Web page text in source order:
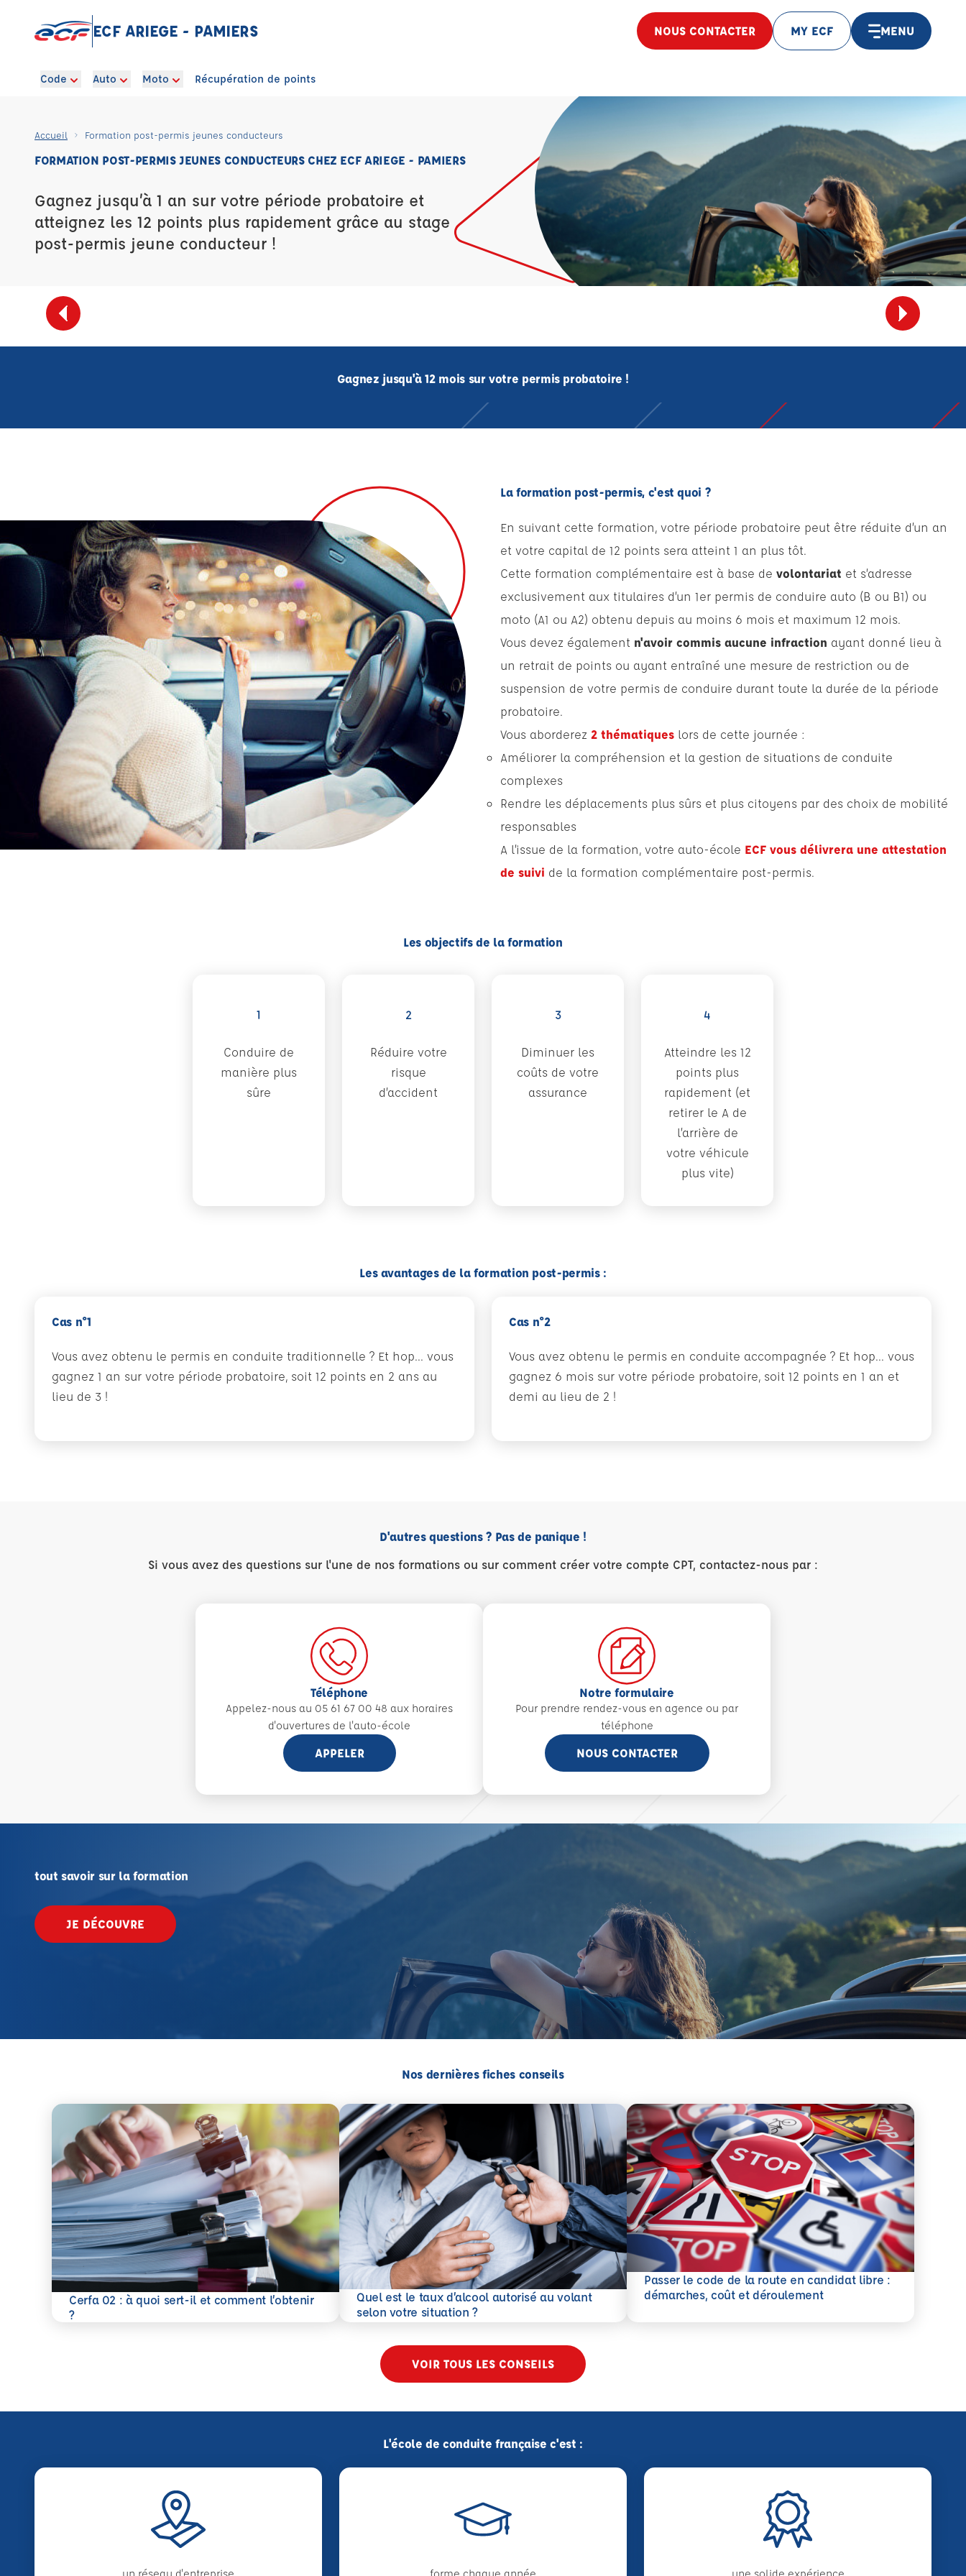
ECF ARIEGE - PAMIERS NOUS CONTACTER MY ECF MENU
Code Auto Moto Récupération de points
Accueil Formation post-permis jeunes conducteurs
FORMATION POST-PERMIS JEUNES CONDUCTEURS CHEZ ECF ARIEGE - PAMIERS
Gagnez jusqu’à 1 an sur votre période probatoire et
atteignez les 12 points plus rapidement grâce au stage
post-permis jeune conducteur !
Gagnez jusqu'à 12 mois sur votre permis probatoire !
La formation post-permis, c'est quoi ?
En suivant cette formation, votre période probatoire peut être réduite d’un an
et votre capital de 12 points sera atteint 1 an plus tôt.
Cette formation complémentaire est à base de volontariat et s’adresse
exclusivement aux titulaires d’un 1er permis de conduire auto (B ou B1) ou
moto (A1 ou A2) obtenu depuis au moins 6 mois et maximum 12 mois.
Vous devez également n'avoir commis aucune infraction ayant donné lieu à
un retrait de points ou ayant entraîné une mesure de restriction ou de
suspension de votre permis de conduire durant toute la durée de la période
probatoire.
Vous aborderez 2 thématiques lors de cette journée :
Améliorer la compréhension et la gestion de situations de conduite
complexes
Rendre les déplacements plus sûrs et plus citoyens par des choix de mobilité
responsables
A l’issue de la formation, votre auto-école ECF vous délivrera une attestation
de suivi de la formation complémentaire post-permis.
Les objectifs de la formation
1
Conduire de
manière plus
sûre
2
Réduire votre
risque
d’accident
3
Diminuer les
coûts de votre
assurance
4
Atteindre les 12
points plus
rapidement (et
retirer le A de
l’arrière de
votre véhicule
plus vite)
Les avantages de la formation post-permis :
Cas n°1
Vous avez obtenu le permis en conduite traditionnelle ? Et hop... vous
gagnez 1 an sur votre période probatoire, soit 12 points en 2 ans au
lieu de 3 !
Cas n°2
Vous avez obtenu le permis en conduite accompagnée ? Et hop... vous
gagnez 6 mois sur votre période probatoire, soit 12 points en 1 an et
demi au lieu de 2 !
D'autres questions ? Pas de panique !
Si vous avez des questions sur l'une de nos formations ou sur comment créer votre compte CPT, contactez-nous par :
Téléphone
Appelez-nous au 05 61 67 00 48 aux horaires
d'ouvertures de l'auto-école
APPELER
Notre formulaire
Pour prendre rendez-vous en agence ou par
téléphone
NOUS CONTACTER
tout savoir sur la formation
JE DÉCOUVRE
Nos dernières fiches conseils
Cerfa 02 : à quoi sert-il et comment l’obtenir
?
En savoir plus
Quel est le taux d’alcool autorisé au volant
selon votre situation ?
En savoir plus
Passer le code de la route en candidat libre :
démarches, coût et déroulement
En savoir plus
VOIR TOUS LES CONSEILS
L'école de conduite française c'est :
un réseau d'entreprise forme chaque année une solide expérience